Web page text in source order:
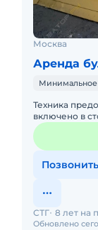
Москва
Аренда
Минимальное
Техника
включено в
закрывающих
Позвонить
Обновлено
СТГ 8 лет на